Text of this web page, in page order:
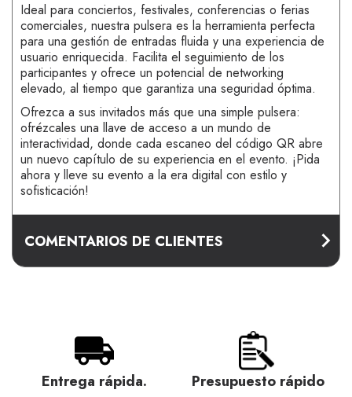
Ideal para conciertos, festivales, conferencias o ferias
comerciales, nuestra pulsera es la herramienta perfecta
para una gestión de entradas fluida y una experiencia de
usuario enriquecida. Facilita el seguimiento de los
participantes y ofrece un potencial de networking
elevado, al tiempo que garantiza una seguridad óptima.
Ofrezca a sus invitados más que una simple pulsera:
ofrézcales una llave de acceso a un mundo de
interactividad, donde cada escaneo del código QR abre
un nuevo capítulo de su experiencia en el evento. ¡Pida
ahora y lleve su evento a la era digital con estilo y
sofisticación!
COMENTARIOS DE CLIENTES
Entrega rápida. Presupuesto rápido